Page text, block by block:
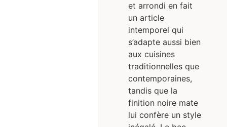
et arrondi en fait
un article
intemporel qui
s’adapte aussi bien
aux cuisines
traditionnelles que
contemporaines,
tandis que la
finition noire mate
lui confère un style